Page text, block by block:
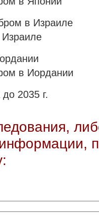
в Израиле
в Иордании
2035 г.